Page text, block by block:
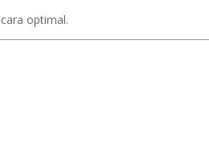
optimal.